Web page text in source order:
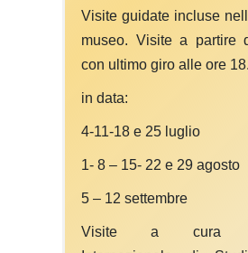
Visite guidate incluse
museo. Visite a partire
con ultimo giro alle ore
in data:
4-11-18 e 25 luglio
1- 8 – 15- 22 e 29 agosto
5 – 12 settembre
Visite a cura